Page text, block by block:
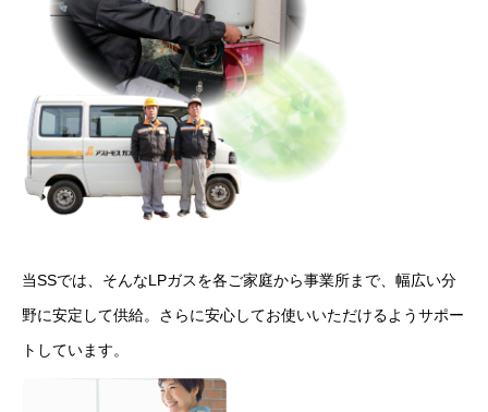
当SSでは、そんなLPガスを各ご家庭から事業所まで、幅広い分
野に安定して供給。さらに安心してお使いいただけるようサポー
トしています。